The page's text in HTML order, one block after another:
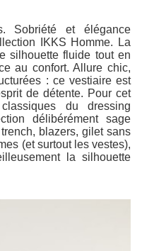
Sobriété et élégance
IKKS Homme. La
silhouette fluide tout en
au confort. Allure chic,
: ce vestiaire est
de détente. Pour cet
du dressing
délibérément sage
blazers, gilet sans
(et surtout les vestes),
la silhouette